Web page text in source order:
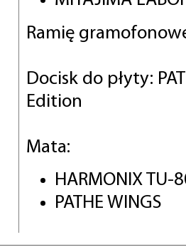
Ramię
Docisk do płyty:
Edition
Mata:
HARMONIX TU-
PATHE WINGS